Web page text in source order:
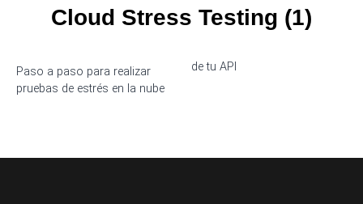
Cloud Stress Testing (1)
Paso a paso para realizar
pruebas de estrés en la nube
de tu API